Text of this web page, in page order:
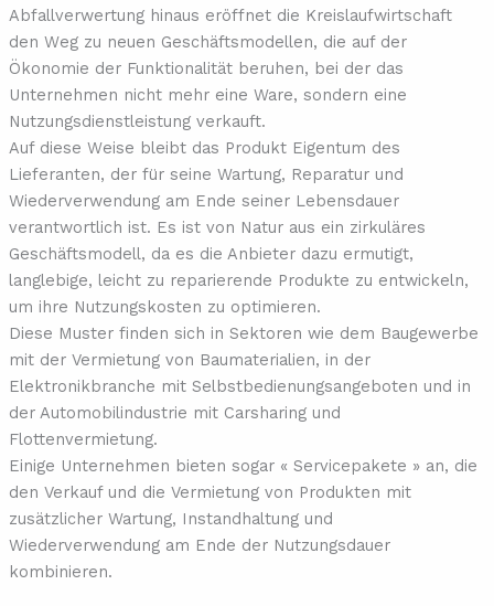
Abfallverwertung hinaus eröffnet die Kreislaufwirtschaft
den Weg zu neuen Geschäftsmodellen, die auf der
Ökonomie der Funktionalität beruhen, bei der das
Unternehmen nicht mehr eine Ware, sondern eine
Nutzungsdienstleistung verkauft.
Auf diese Weise bleibt das Produkt Eigentum des
Lieferanten, der für seine Wartung, Reparatur und
Wiederverwendung am Ende seiner Lebensdauer
verantwortlich ist. Es ist von Natur aus ein zirkuläres
Geschäftsmodell, da es die Anbieter dazu ermutigt,
langlebige, leicht zu reparierende Produkte zu entwickeln,
um ihre Nutzungskosten zu optimieren.
Diese Muster finden sich in Sektoren wie dem Baugewerbe
mit der Vermietung von Baumaterialien, in der
Elektronikbranche mit Selbstbedienungsangeboten und in
der Automobilindustrie mit Carsharing und
Flottenvermietung.
Einige Unternehmen bieten sogar « Servicepakete » an, die
den Verkauf und die Vermietung von Produkten mit
zusätzlicher Wartung, Instandhaltung und
Wiederverwendung am Ende der Nutzungsdauer
kombinieren.